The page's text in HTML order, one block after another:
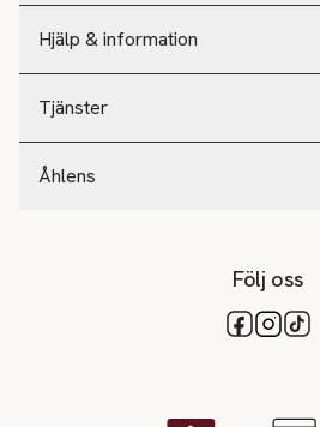
Hjälp & information
Tjänster
Åhlens
Följ oss